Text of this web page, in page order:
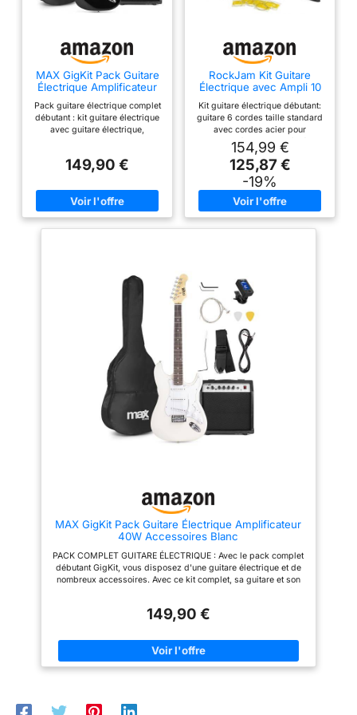
MAX GigKit Pack Guitare
Électrique Amplificateur
Pack guitare électrique complet
débutant : kit guitare électrique
avec guitare électrique,
jouer dès réception. idéal pour
Guitare électrique adulte et
enfant polyvalente : guitare
électrique taille standard
Apprentissage facile guitare
débutant : progressez
applications comme yousician.
ce pack guitare électrique
permet un apprentissage
simple, ludique et motivant Kit
guitare électrique avec
accessoires complets :
accordeur numérique,
médiators, bras vibrato et
housse inclus pour accorder,
jouer et transporter votre guitare
facilement Idée cadeau guitare
électrique débutant : pack
149,90 €
RockJam Kit Guitare
Électrique avec Ampli 10
Kit guitare électrique débutant:
guitare 6 cordes taille standard
avec cordes acier pour
apprendre à la maison, à l’école
ou en répétition. Amplificateur
10 W inclus: ampli de pratique
avec câble et sortie casque
pour jouer fort ou en privé. Pack
de démarrage complet: housse,
sangle, cordes de rechange et
débutants. Finition Noir:
ensemble pratique pour
premiers riffs, accords, cours et
exercices de rock.
154,99 €
125,87 €
-19%
MAX GigKit Pack Guitare Électrique Amplificateur
40W Accessoires Blanc
PACK COMPLET GUITARE ÉLECTRIQUE : Avec le pack complet
débutant GigKit, vous disposez d'une guitare électrique et de
nombreux accessoires. Avec ce kit complet, sa guitare et son
son authentique. Vous êtes prêt pour le rock ! UNE GUITARE
taille standard est idéale dès 10 ans et dispose d'un excellent
rapport qualité-prix pour les débutants de tous âges. Son
design est connu de toutes les générations et reconnaissable
facilement et de manière amusante, vous pouvez télécharger
149,90 €